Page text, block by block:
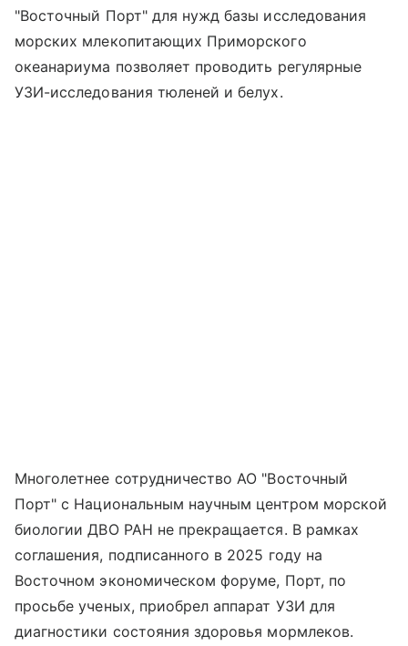
"Восточный Порт" для нужд базы исследования
морских млекопитающих Приморского
океанариума позволяет проводить регулярные
УЗИ-исследования тюленей и белух.
Многолетнее сотрудничество АО "Восточный
Порт" с Национальным научным центром морской
биологии ДВО РАН не прекращается. В рамках
соглашения, подписанного в 2025 году на
Восточном экономическом форуме, Порт, по
просьбе ученых, приобрел аппарат УЗИ для
диагностики состояния здоровья мормлеков.